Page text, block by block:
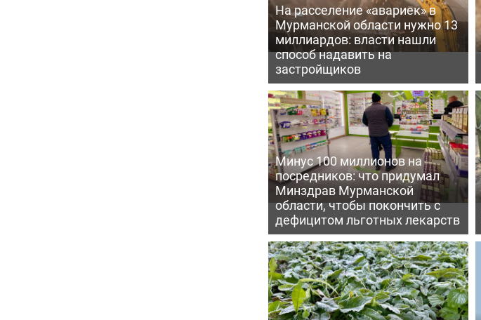
На расселение «авариек» в
Мурманской области нужно 13
миллиардов: власти нашли
способ надавить на
застройщиков
Минус 100 миллионов на
посредников: что придумал
Минздрав Мурманской
области, чтобы покончить с
дефицитом льготных лекарств